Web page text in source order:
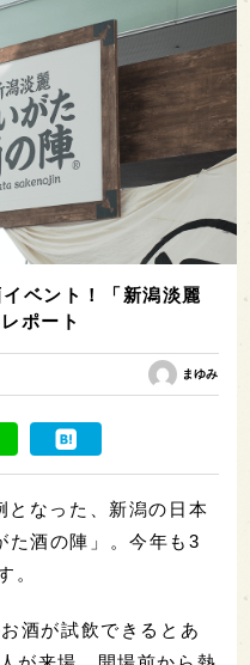
ベント！「新潟淡麗
ポート
まゆみ
となった、新潟の日本
た酒の陣」。今年も3
。
酒が試飲できるとあ